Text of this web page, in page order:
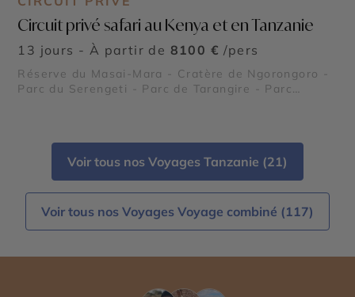
Circuit privé safari au Kenya et en Tanzanie
13 jours - À partir de 8100 € /pers
Réserve du Masai-Mara - Cratère de Ngorongoro -
Parc du Serengeti - Parc de Tarangire - Parc
Voir tous nos Voyages Tanzanie (21)
Voir tous nos Voyages Voyage combiné (117)